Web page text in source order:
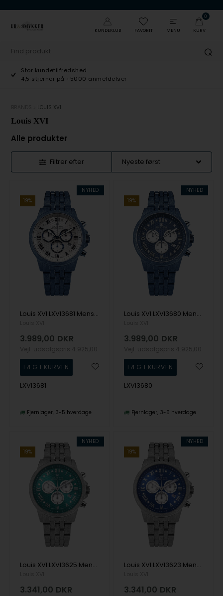
KUNDEKLUB FAVORIT MENU
0
KURV
Stor kundetilfredshed
4,5 stjerner på +5000 anmeldelser
LOUIS XVI
Louis XVI
Alle produkter
Filtrer efter
NYHED
19%
Louis XVI LXVI3681 Mens Watch Aramis Frosted 2.0 Diamond 43mm 5ATM Wristwatch
3.989,00 DKR
LXVI3681
Fjernlager 3-5 hverdage
NYHED
19%
Louis XVI LXVI3680 Mens Watch Aramis Frosted 2.0 Diamond 43mm 5ATM Wristwatch
3.989,00 DKR
LXVI3680
Fjernlager 3-5 hverdage
NYHED
19%
Louis XVI LXVI3625 Mens Watch Aramis Frosted 2.0 Diamond 43mm 5ATM Wristwatch
3.341,00 DKR
NYHED
19%
Louis XVI LXVI3623 Mens Watch Aramis Frosted 2.0 Diamond 43mm 5ATM Wristwatch
3.341,00 DKR